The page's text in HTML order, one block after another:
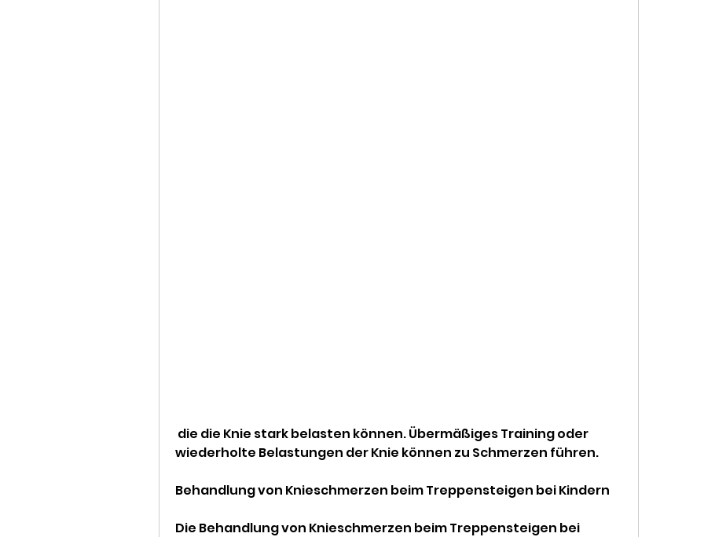
wiederholte Belastungen der Knie können zu Schmerzen führen.
Behandlung von Knieschmerzen beim Treppensteigen bei Kindern
Die Behandlung von Knieschmerzen beim Treppensteigen bei